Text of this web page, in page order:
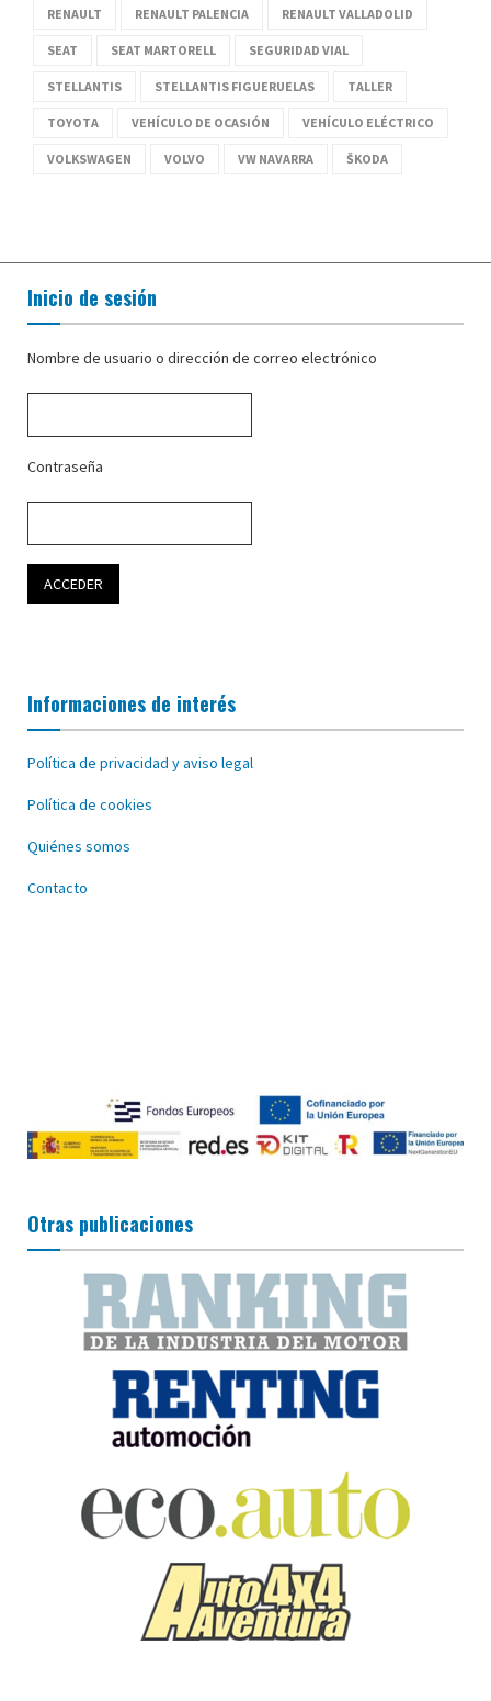
RENAULT RENAULT PALENCIA RENAULT VALLADOLID
SEAT SEAT MARTORELL SEGURIDAD VIAL
STELLANTIS STELLANTIS FIGUERUELAS TALLER
TOYOTA VEHÍCULO DE OCASIÓN VEHÍCULO ELÉCTRICO
VOLKSWAGEN VOLVO VW NAVARRA ŠKODA
Inicio de sesión
Nombre de usuario o dirección de correo electrónico
Contraseña
Informaciones de interés
Política de privacidad y aviso legal
Política de cookies
Quiénes somos
Contacto
Otras publicaciones